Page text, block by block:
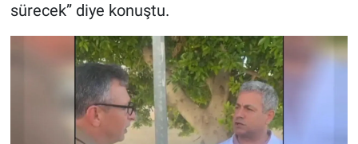
sürecek” diye konuştu.